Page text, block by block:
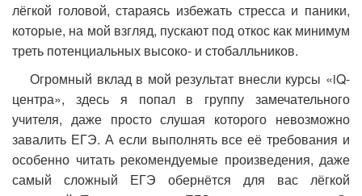
лёгкой головой, стараясь избежать стресса и паники,
которые, на мой взгляд, пускают под откос как минимум
треть потенциальных высоко- и стобалльников.
Огромный вклад в мой результат внесли курсы «iQ-
центра», здесь я попал в группу замечательного
учителя, даже просто слушая которого невозможно
завалить ЕГЭ. А если выполнять все её требования и
особенно читать рекомендуемые произведения, даже
самый сложный ЕГЭ обернётся для вас лёгкой